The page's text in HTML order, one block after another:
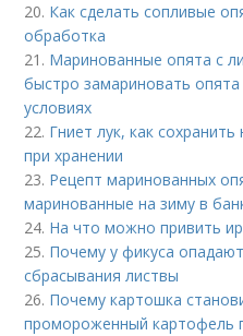
20. Как сделать сопливые
обработка
21. Маринованные опята с
быстро замариновать
условиях
22. Гниет лук, как
при хранении
23. Рецепт маринованных
маринованные на зиму в
24. На что можно привить
25. Почему у фикуса
сбрасывания листвы
26. Почему картошка
промороженный картофель